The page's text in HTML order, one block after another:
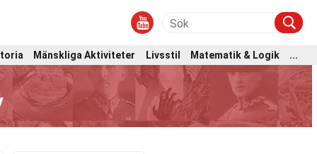
Mänskliga Aktiviteter Livsstil Matematik & Logik ...